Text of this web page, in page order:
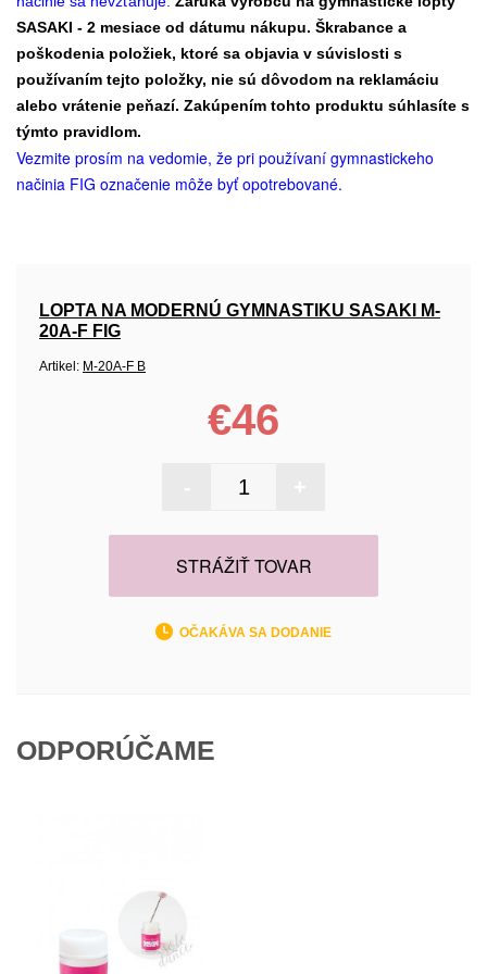
SASAKI - 2 mesiace od dátumu nákupu. Škrabance a
poškodenia položiek, ktoré sa objavia v súvislosti s
používaním tejto položky, nie sú dôvodom na reklamáciu
alebo vrátenie peňazí. Zakúpením tohto produktu súhlasíte s
týmto pravidlom.
Vezmite prosím na vedomie, že pri používaní gymnastickeho
načinia FIG označenie môže byť opotrebované.
LOPTA NA MODERNÚ GYMNASTIKU SASAKI M-
20A-F FIG
Artikel: M-20A-F B
€46
STRÁŽIŤ TOVAR
OČAKÁVA SA DODANIE
ODPORÚČAME